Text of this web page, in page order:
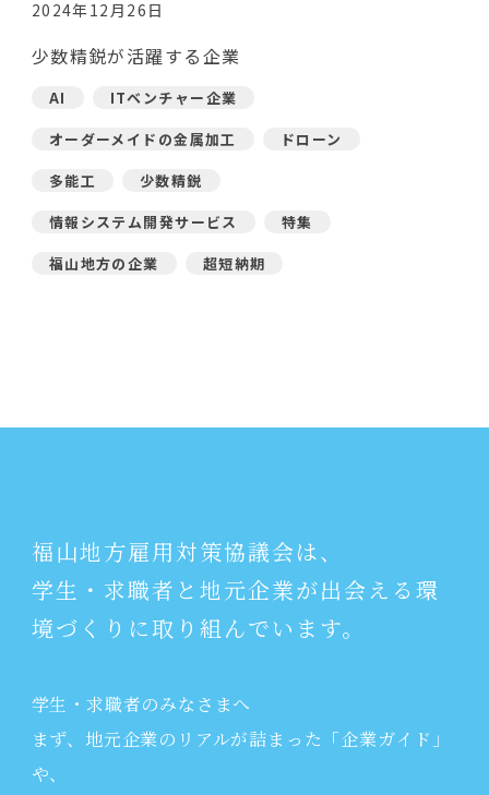
2024年12月26日
少数精鋭が活躍する企業
AI
ITベンチャー企業
オーダーメイドの金属加工
ドローン
多能工
少数精鋭
情報システム開発サービス
特集
福山地方の企業
超短納期
福山地方雇用対策協議会は、
学生・求職者と地元企業が出会える環
境づくりに取り組んでいます。
学生・求職者のみなさまへ
まず、地元企業のリアルが詰まった「企業ガイド」
や、